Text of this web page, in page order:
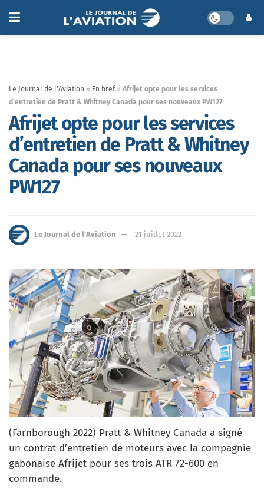
Le Journal de l'Aviation » En bref » Afrijet opte pour les services
d’entretien de Pratt & Whitney Canada pour ses nouveaux PW127
Afrijet opte pour les services
d’entretien de Pratt & Whitney
Canada pour ses nouveaux
PW127
Le Journal de l'Aviation 21 juillet 2022
(Farnborough 2022) Pratt & Whitney Canada a signé
un contrat d’entretien de moteurs avec la compagnie
gabonaise Afrijet pour ses trois ATR 72-600 en
commande.